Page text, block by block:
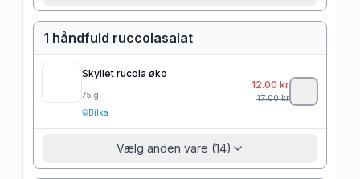
1 håndfuld ruccolasalat
Skyllet rucola øko
75 g
Bilka
12.00 kr
17.00kr
Vælg anden vare (14)